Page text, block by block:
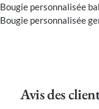
Bougie personnalisée
Bougie personnalisée
Avis des